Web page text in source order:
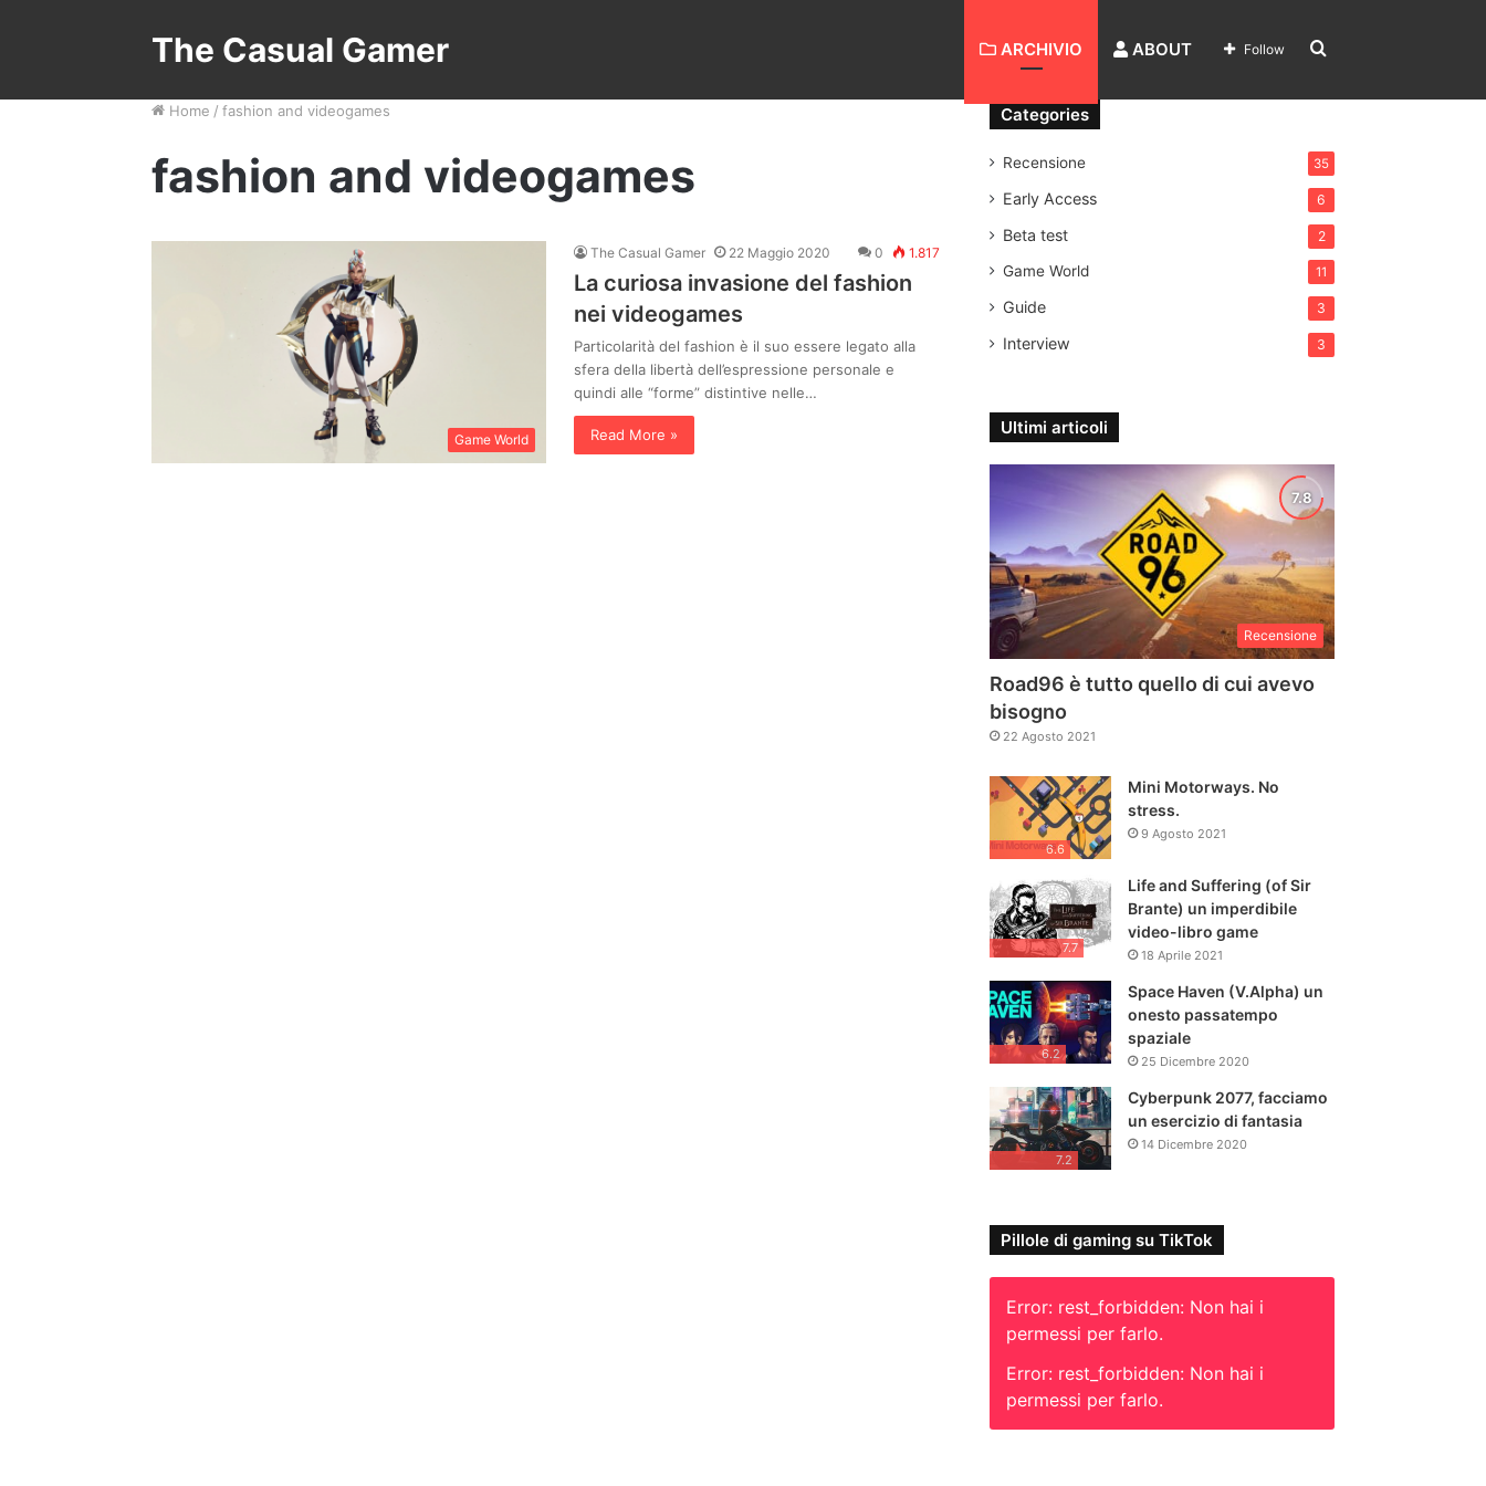
The Casual Gamer ARCHIVIO ABOUT Search
for
Follow
Home / fashion and videogames
fashion and videogames
Game World
The Casual Gamer 22 Maggio 2020 0 1.817
La curiosa invasione del fashion
nei videogames
Particolarità del fashion è il suo essere legato alla
sfera della libertà dell’espressione personale e
quindi alle “forme” distintive nelle…
Read More »
Categories
Recensione 35
Early Access 6
Beta test 2
Game World 11
Guide 3
Interview 3
Ultimi articoli
Recensione
Road96 è tutto quello di cui avevo
bisogno
22 Agosto 2021
6.6
Mini Motorways. No
stress.
9 Agosto 2021
7.7
Life and Suffering (of Sir
Brante) un imperdibile
video-libro game
18 Aprile 2021
6.2
Space Haven (V.Alpha) un
onesto passatempo
spaziale
25 Dicembre 2020
7.2
Cyberpunk 2077, facciamo
un esercizio di fantasia
14 Dicembre 2020
Pillole di gaming su TikTok
Error: rest_forbidden: Non hai i
permessi per farlo.
Error: rest_forbidden: Non hai i
permessi per farlo.